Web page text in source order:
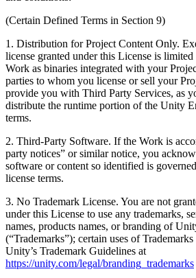
LiveOps
Einblicke nach dem Start und Live-
Wachsen Sie
Nutzerakquisition
Entdecken Sie und gewinnen Sie mobile
In-App-Käufe
IAP Management über Filialen und D2C
Monetarisierung
Verbinden Sie Spieler mit den richtigen
Anwendungsfälle
Mobile Spiele
Mobile Hits mit Unity erstellen und
Indie-Spiele
Einzelhandel
In-Store-Erlebnisse in Online-Erlebnisse
Automobilindustrie
Innovation und Erlebnisse im Auto fördern
Alle Branchen anzeigen
Fallstudien
Erfolgsgeschichten aus der Praxis
Best-Practice-Leitfäden
Experten Tipps und Tricks
Demos
Demos, Beispiele und Bausteine
Alle Ressourcen
Neues
Aktualisierungen, Informationen und
Neuigkeiten
Nachrichten, Geschichten und
Unity Awards
Feier der Unity-Schöpfer weltweit
Anleitungen
Umsetzbare Tipps und bewährte Verfahren
Bildung
Für Studierende
Starten Sie Ihre Karriere
Für Lehrkräfte
Optimieren Sie Ihr Lehren
Lizenzstipendium für Bildungseinrichtungen
Bringen Sie die Kraft von Unity in Ihre
Zertifizierungen
Beweisen Sie Ihre Unity-Meisterschaft
(Certain Defined Terms in Section 9)
1. Distribution for Project Content Only.
license granted under this License is
Work as binaries integrated with your
parties to whom you license or sell your
provide you with Third Party Services, as
distribute the runtime portion of the Unity
terms.
2. Third-Party Software. If the Work is
party notices” or similar notice, you
software or content so identified is
license terms.
3. No Trademark License. You are not
under this License to use any trademarks,
names, products names, or branding of
(“Trademarks”); certain uses of
Unity’s Trademark Guidelines at
https://unity.com/legal/branding_trademarks